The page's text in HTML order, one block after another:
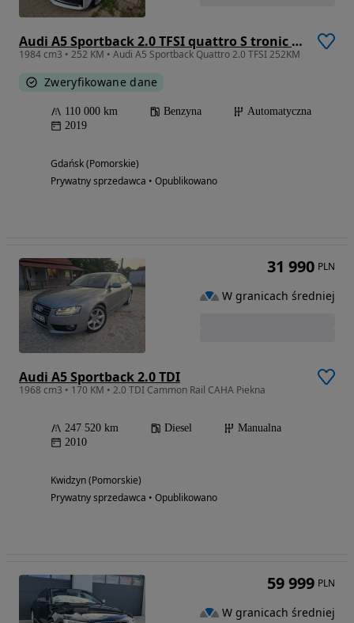
Audi A5 Sportback 2.0 TFSI quattro S tronic sport
1984 cm3 • 252 KM • Audi A5 Sportback Quattro 2.0 TFSI 252KM
Zweryfikowane dane
110 000 km Benzyna
Automatyczna
2019
Gdańsk (Pomorskie)
Prywatny sprzedawca • Opublikowano
Audi A5 Sportback 2.0 TDI
1968 cm3 • 170 KM • 2.0 TDI Cammon Rail CAHA Piekna
247 520 km Diesel
Manualna
2010
Kwidzyn (Pomorskie)
Prywatny sprzedawca • Opublikowano
31 990 PLN
W granicach średniej
59 999 PLN
W granicach średniej